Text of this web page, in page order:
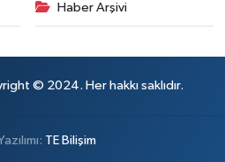
Haber Arşivi
© 2024. Her hakkı saklıdır.
TE Bilişim